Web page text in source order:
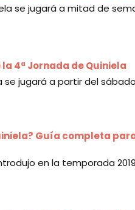
se jugará a mitad de
4ª Jornada de Quiniela
se jugará a partir del
Guía completa
en la temporada